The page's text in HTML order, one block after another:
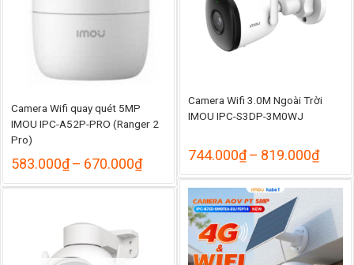
Camera Wifi quay quét 5MP
IMOU IPC-A52P-PRO (Ranger 2
Pro)
583.000₫– 670.000₫Khoảng
giá:
từ
583.000₫
670.000₫
Camera Wifi 3.0M Ngoài Trời
IMOU IPC-S3DP-3M0WJ
744.000₫– 819.000₫
từ
đến